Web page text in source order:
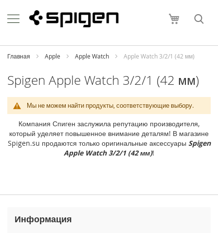
to
Content
Моя
h
o
i
P
h
e
1
M
Главная Apple Apple Watch Apple Watch 3/2/1 (42 мм)
Spigen Apple Watch 3/2/1 (42 мм)
Мы не можем найти продукты, соответствующие выбору.
Компания Спиген заслужила репутацию производителя,
который уделяет повышенное внимание деталям! В магазине
Spigen.su продаются только оригинальные аксессуары Spigen
Apple Watch 3/2/1 (42 мм)!
Информация